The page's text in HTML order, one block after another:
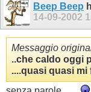
Beep Beep
14-09-2002
Messaggio
..che caldo oggi
....quasi quasi